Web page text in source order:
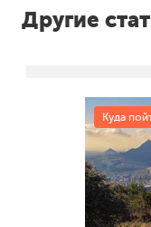
Другие
Куда